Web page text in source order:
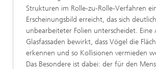
Strukturen im Rolle-zu-Rolle-Verfahren
Erscheinungsbild erreicht, das sich
unbearbeiteter Folien unterscheidet.
Glasfassaden bewirkt, dass Vögel die
erkennen und so Kollisionen vermieden
Das Besondere ist dabei: der für den